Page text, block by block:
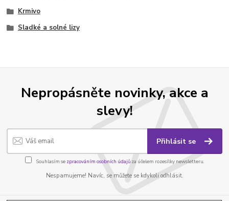
Krmivo
Sladké a solné lizy
Nepropásněte novinky, akce a
slevy!
Přihlásit se
Souhlasím se zpracováním osobních údajůza účelem rozesílky newsletteru.
Nespamujeme! Navíc, se můžete se kdykoli odhlásit.